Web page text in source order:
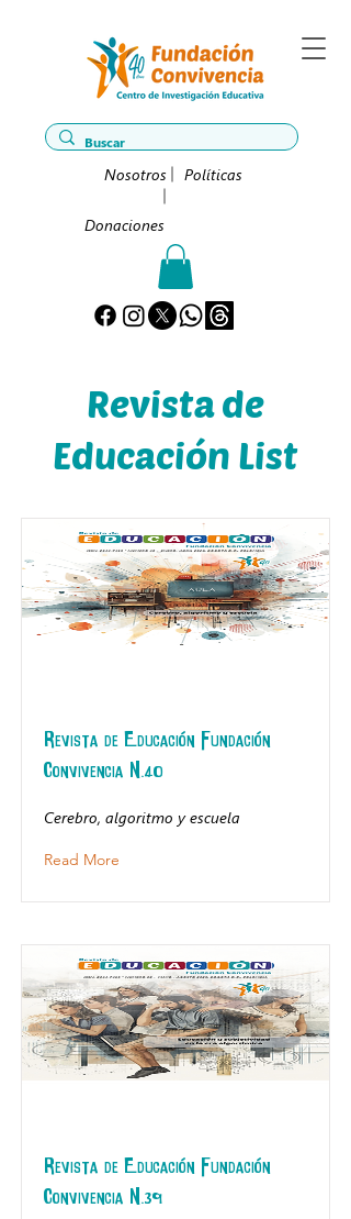
Nosotros Políticas
Donaciones
Revista de
Educación List
Revista de Educación Fundación
Convivencia N.40
Cerebro, algoritmo y escuela
Read More
Revista de Educación Fundación
Convivencia N.39